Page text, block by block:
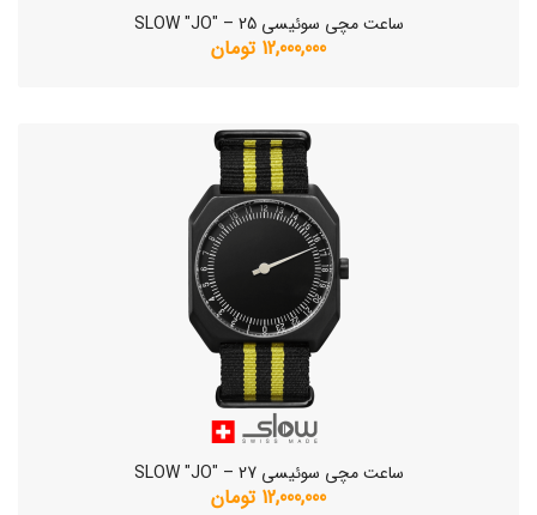
ساعت مچی سوئیسی SLOW "JO" – 25
12,000,000 تومان
ساعت مچی سوئیسی SLOW "JO" – 27
12,000,000 تومان